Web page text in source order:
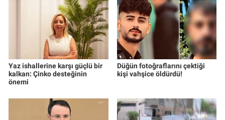
Yaz ishallerine karşı güçlü bir
kalkan: Çinko desteğinin
önemi
Düğün fotoğraflarını çektiği
kişi vahşice öldürdü!